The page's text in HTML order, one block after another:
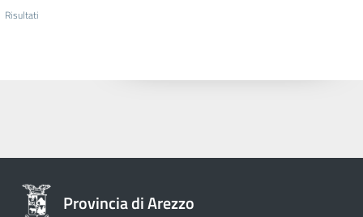
Risultati
Provincia di Arezzo